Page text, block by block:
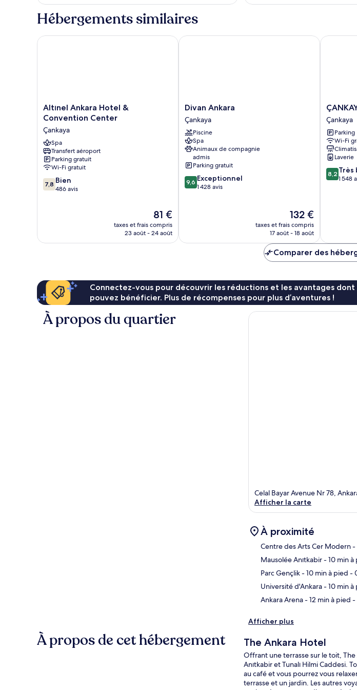
jumeaux
type
de
Chambre
Chambre
Hébergements similaires
Altınel
Ankara
&
Convention
Center
Çankaya
Altınel Ankara Hotel &
Convention Center
Çankaya
Spa
Transfert aéroport
Parking gratuit
Wi-Fi gratuit
7.8
sur
7,8 Bien
486 avis
Le
nouveau
prix
81 €
taxes et frais compris
23 août - 24 août
Altınel Ankara Hotel & Convention Center
Divan
Ankara
Çankaya
Divan Ankara
Çankaya
Piscine
Spa
Animaux de compagnie
admis
Parking gratuit
9.6
sur
9,6 Exceptionnel
1 428 avis
Le
nouveau
prix
de
132 €
132 €
taxes et frais compris
17 août - 18 août
Divan Ankara
SUIT
HOTEL
Çankaya
Çankaya
Parking
Wi-Fi
Laverie
8.2
sur
8,2 Très
1 548
ÇANKAYA
Comparer des
Connectez-vous pour découvrir les réductions et les avantages dont
pouvez bénéficier. Plus de récompenses pour plus d’aventures !
À propos du quartier
Celal Bayar Avenue Nr 78,
Afficher la carte
À proximité
Centre des Arts Cer Modern-
Mausolée Anıtkabir- 10 min à
Parc Gençlik- 10 min à pied -
Université d'Ankara- 10 min à
Ankara Arena- 12 min à pied -
Afficher plus
À propos de cet hébergement The Ankara Hotel
Offrant une terrasse sur le toit,
Anıtkabir et Tunalı Hilmi Caddesi.
au café et vous pourrez vous
terrasse et un jardin. Les autres